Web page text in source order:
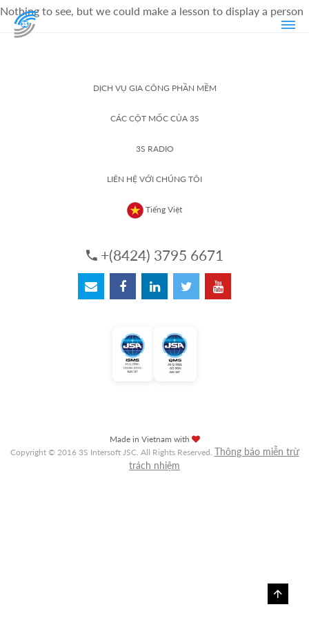
Nothing to see, but we could make a lesson to display a person
DỊCH VỤ GIA CÔNG PHẦN MỀM
CÁC CỘT MỐC CỦA 3S
3S RADIO
LIÊN HỆ VỚI CHÚNG TÔI
Tiếng Việt
+(8424) 3795 6671
Made in Vietnam with
Copyright © 2016 3S Intersoft JSC. All Rights Reserved. Thông báo miễn trừ
trách nhiệm